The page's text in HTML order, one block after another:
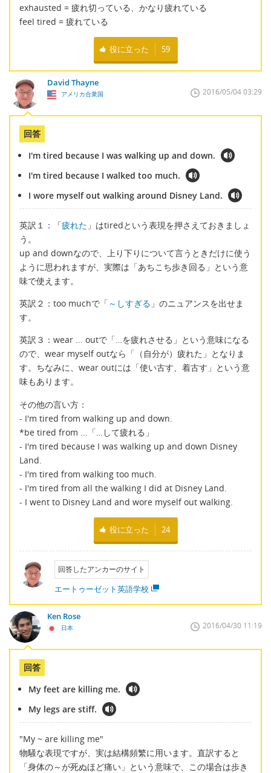
exhausted = 疲れ切っている、かなり疲れている
feel tired = 疲れている
役に立った 59
David Thayne
アメリカ合衆国 2016/05/04 03:29
回答
I'm tired because I was walking up and down.
I'm tired because I walked too much.
I wore myself out walking around Disney Land.
英訳１：「疲れた 」はtiredという表現を押さえておきましょ
う。
up and downなので、上り下りについて言うときだけに使う
ように思われますが、実際は「あちこち歩き回る」という意
味で使えます。
英訳２：too muchで「 ～しすぎる 」のニュアンスを出せま
す。
英訳３：wear ... outで「…を疲れさせる」という意味になる
ので、wear myself outなら「（自分が）疲れた」となりま
す。ちなみに、wear outには「使い古す、着古す」という意
味もあります。
その他の言い方：
- I'm tired from walking up and down.
*be tired from ...「…して疲れる」
- I'm tired because I was walking up and down Disney
Land.
- I'm tired from walking too much.
- I'm tired from all the walking I did at Disney Land.
- I went to Disney Land and wore myself out walking.
役に立った 24
回答したアンカーのサイト
エートゥーゼット英語学校
Ken Rose
日本 2016/04/30 11:19
回答
My feet are killing me.
My legs are stiff.
"My ~ are killing me"
物騒な表現ですが、実は結構頻繁に用います。直訳すると
「身体の～が死ぬほど痛い」という意味で、この場合は歩き